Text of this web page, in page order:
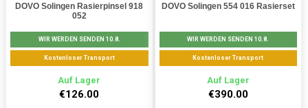
DOVO Solingen Rasierpinsel 918
052
WIR WERDEN SENDEN 10.8.
Kostenloser Transport
Auf Lager
€126.00
DOVO Solingen 554 016 Rasierset
WIR WERDEN SENDEN 10.8.
Kostenloser Transport
Auf Lager
€390.00